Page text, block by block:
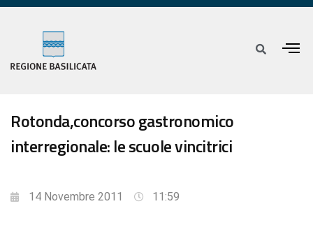
Rotonda,concorso gastronomico
interregionale: le scuole vincitrici
14 Novembre 2011 11:59